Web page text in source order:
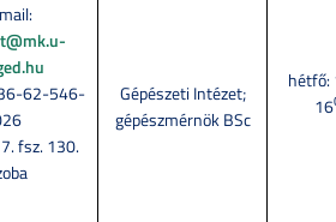
62-546-
fsz. 130.
Gépészeti Intézet;
gépészmérnök BSc
hétfő:
16